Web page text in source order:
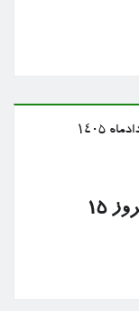
قیمت بازگشایی بازار طلا و سکه امروز ۱۵